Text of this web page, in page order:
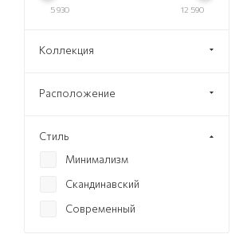
5 930 12 590
Коллекция
Расположение
Стиль
Минимализм
Скандинавский
Современный